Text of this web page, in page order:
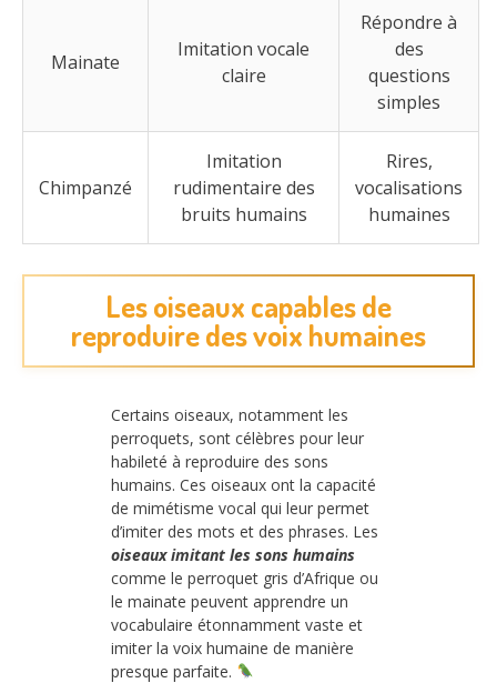
Mainate
Imitation vocale
claire
Répondre à
des
questions
simples
Chimpanzé
Imitation
rudimentaire des
bruits humains
Rires,
vocalisations
humaines
Les oiseaux capables de
reproduire des voix humaines
Certains oiseaux, notamment les
perroquets, sont célèbres pour leur
habileté à reproduire des sons
humains. Ces oiseaux ont la capacité
de mimétisme vocal qui leur permet
d’imiter des mots et des phrases. Les
oiseaux imitant les sons humains
comme le perroquet gris d’Afrique ou
le mainate peuvent apprendre un
vocabulaire étonnamment vaste et
imiter la voix humaine de manière
presque parfaite.